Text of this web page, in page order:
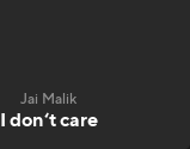
Jai Malik
I don‘t care